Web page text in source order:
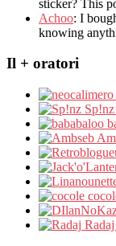
sticker? This
Achoo: I
knowing
Il + oratori